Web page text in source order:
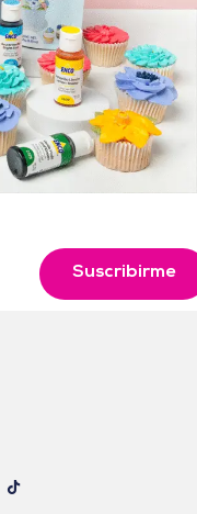
Suscribirme